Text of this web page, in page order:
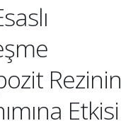
Rezinin
Etkisi